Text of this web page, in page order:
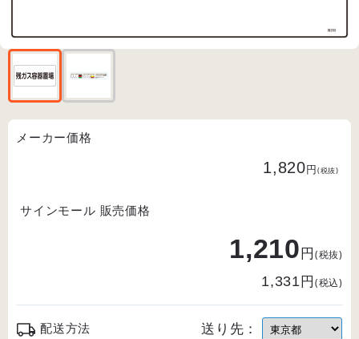
メーカー価格
1,820円(税抜)
サインモール 販売価格
1,210円(税抜)
1,331円(税込)
配送方法 送り先：